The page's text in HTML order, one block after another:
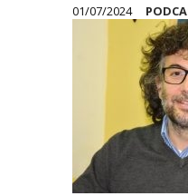
01/07/2024